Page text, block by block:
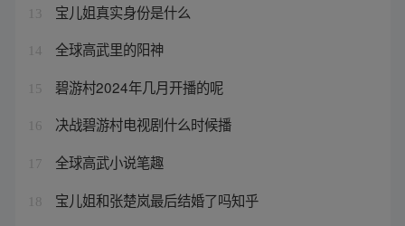
13 宝儿姐真实身份是什么
14 全球高武里的阳神
15 碧游村2024年几月开播的呢
16 决战碧游村电视剧什么时候播
17 全球高武小说笔趣
18 宝儿姐和张楚岚最后结婚了吗知乎